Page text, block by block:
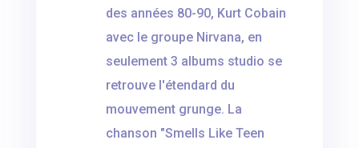
des années 80-90, Kurt Cobain
avec le groupe Nirvana, en
seulement 3 albums studio se
retrouve l'étendard du
mouvement grunge. La
chanson "Smells Like Teen